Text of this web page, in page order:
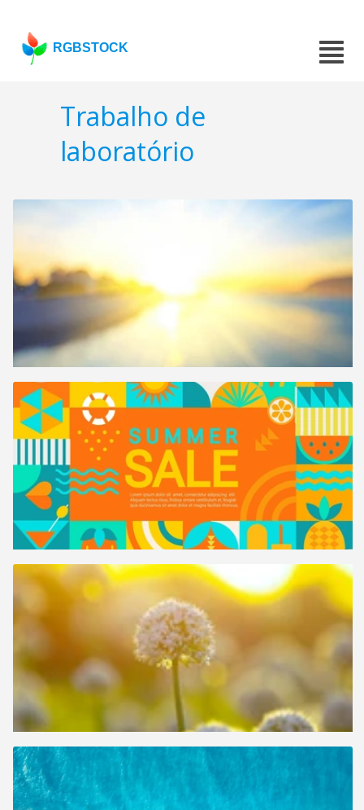
RGBSTOCK
Trabalho de
laboratório